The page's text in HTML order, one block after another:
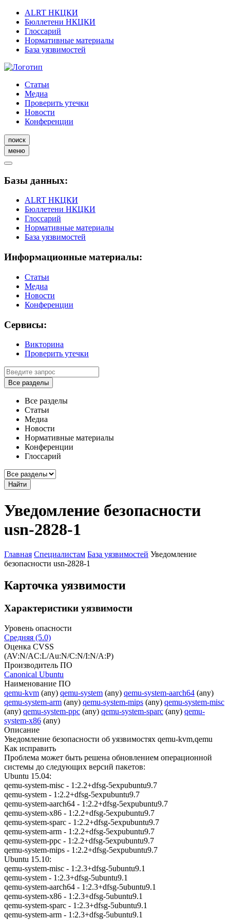
ALRT НКЦКИ
Бюллетени НКЦКИ
Глоссарий
Нормативные материалы
База уязвимостей
Статьи
Медиа
Проверить утечки
Новости
Конференции
поиск
меню
Базы данных:
ALRT НКЦКИ
Бюллетени НКЦКИ
Глоссарий
Нормативные материалы
База уязвимостей
Информационные материалы:
Статьи
Медиа
Новости
Конференции
Сервисы:
Викторина
Проверить утечки
Все разделы
Все разделы
Статьи
Медиа
Новости
Нормативные материалы
Конференции
Глоссарий
Найти
Уведомление безопасности
usn-2828-1
Главная Специалистам База уязвимостей Уведомление
безопасности usn-2828-1
Карточка уязвимости
Характеристики уязвимости
Уровень опасности
Средняя (5.0)
Оценка CVSS
(AV:N/AC:L/Au:N/C:N/I:N/A:P)
Производитель ПО
Canonical Ubuntu
Наименование ПО
qemu-kvm (any) qemu-system (any) qemu-system-aarch64 (any)
qemu-system-arm (any) qemu-system-mips (any) qemu-system-misc
(any) qemu-system-ppc (any) qemu-system-sparc (any) qemu-
system-x86 (any)
Описание
Уведомление безопасности об уязвимостях qemu-kvm,qemu
Как исправить
Проблема может быть решена обновлением операционной
системы до следующих версий пакетов:
Ubuntu 15.04:
qemu-system-misc - 1:2.2+dfsg-5expubuntu9.7
qemu-system - 1:2.2+dfsg-5expubuntu9.7
qemu-system-aarch64 - 1:2.2+dfsg-5expubuntu9.7
qemu-system-x86 - 1:2.2+dfsg-5expubuntu9.7
qemu-system-sparc - 1:2.2+dfsg-5expubuntu9.7
qemu-system-arm - 1:2.2+dfsg-5expubuntu9.7
qemu-system-ppc - 1:2.2+dfsg-5expubuntu9.7
qemu-system-mips - 1:2.2+dfsg-5expubuntu9.7
Ubuntu 15.10:
qemu-system-misc - 1:2.3+dfsg-5ubuntu9.1
qemu-system - 1:2.3+dfsg-5ubuntu9.1
qemu-system-aarch64 - 1:2.3+dfsg-5ubuntu9.1
qemu-system-x86 - 1:2.3+dfsg-5ubuntu9.1
qemu-system-sparc - 1:2.3+dfsg-5ubuntu9.1
qemu-system-arm - 1:2.3+dfsg-5ubuntu9.1